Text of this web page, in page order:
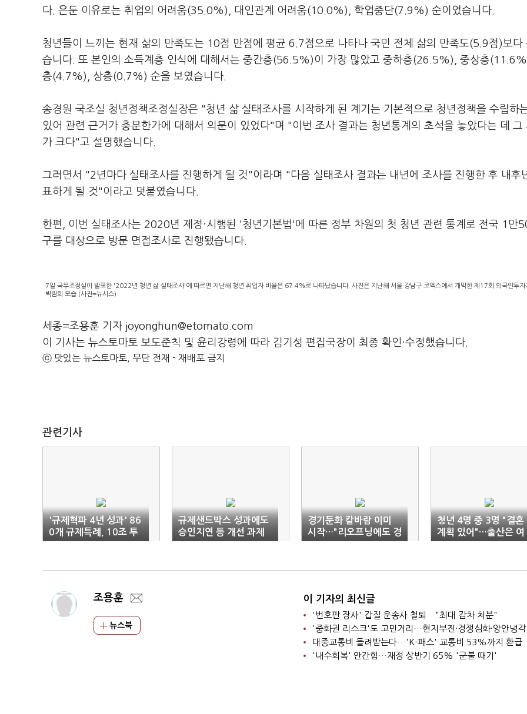
다. 은둔 이유로는 취업의 어려움(35.0%), 대인관계 어려움(10.0%), 학업중단(7.9%) 순이었습니다.
청년들이 느끼는 현재 삶의 만족도는 10점 만점에 평균 6.7점으로 나타나 국민 전체 삶의 만족도(5.9점)보다
습니다. 또 본인의 소득계층 인식에 대해서는 중간층(56.5%)이 가장 많았고 중하층(26.5%), 중상층
층(4.7%), 상층(0.7%) 순을 보였습니다.
송경원 국조실 청년정책조정실장은 "청년 삶 실태조사를 시작하게 된 계기는 기본적으로 청년정책을 수립하
있어 관련 근거가 충분한가에 대해서 의문이 있었다"며 "이번 조사 결과는 청년통계의 초석을 놓았다는 데 그
가 크다"고 설명했습니다.
그러면서 "2년마다 실태조사를 진행하게 될 것"이라며 "다음 실태조사 결과는 내년에 조사를 진행한 후 내후
표하게 될 것"이라고 덧붙였습니다.
한편, 이번 실태조사는 2020년 제정·시행된 '청년기본법'에 따른 정부 차원의 첫 청년 관련 통계로 전국 1만
구를 대상으로 방문 면접조사로 진행됐습니다.
7일 국무조정실이 발표한 '2022년 청년 삶 실태조사'에 따르면 지난해 청년 취업자 비율은 67.4%로 나타났습니다. 사진은 지난해 서울 강남구 코엑스에서 개막한 제17회 외국인투자
박람회 모습.(사진=뉴시스)
세종=조용훈 기자 joyonghun@etomato.com
이 기사는 뉴스토마토 보도준칙 및 윤리강령에 따라 김기성 편집국장이 최종 확인·수정했습니다.
ⓒ 맛있는 뉴스토마토, 무단 전재 - 재배포 금지
관련기사
'규제혁파 4년 성과' 86
0개 규제특례, 10조 투
자유치·1만명 일자리 창
규제샌드박스 성과에도
승인지연 등 개선 과제
'여전'
경기둔화 칼바람 이미
시작…"리오프닝에도 경
기 호전 요인 없다"
청년 4명 중 3명 "결혼
계획 있어"…출산은 여
성 절반 '부정적'
조용훈
뉴스북
이 기자의 최신글
'번호판 장사' 갑질 운송사 철퇴…"최대 감차 처분"
'중화권 리스크'도 고민거리…현지부진·경쟁심화·양안냉각
대중교통비 돌려받는다…'K-패스' 교통비 53%까지 환급
'내수회복' 안간힘…재정 상반기 65% '군불 때기'